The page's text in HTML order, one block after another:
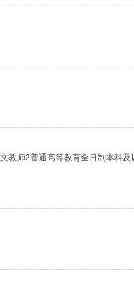
师2普通高等教育全日制本科